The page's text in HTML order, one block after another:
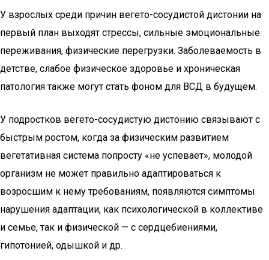
У взрослых среди причин вегето-сосудистой дистонии на
первый план выходят стрессы, сильные эмоциональные
переживания, физические перегрузки. Заболеваемость в
детстве, слабое физическое здоровье и хроническая
патология также могут стать фоном для ВСД в будущем.
У подростков вегето-сосудистую дистонию связывают с
быстрым ростом, когда за физическим развитием
вегетативная система попросту «не успевает», молодой
организм не может правильно адаптироваться к
возросшим к нему требованиям, появляются симптомы
нарушения адаптации, как психологической в коллективе
и семье, так и физической — с сердцебиениями,
гипотонией, одышкой и др.